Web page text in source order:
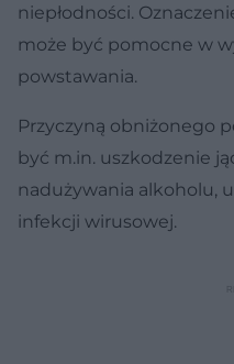
niepłodności.
może być pomocne w
powstawania.
Przyczyną obniżonego
być m.in. uszkodzenie
nadużywania alkoholu,
infekcji wirusowej.